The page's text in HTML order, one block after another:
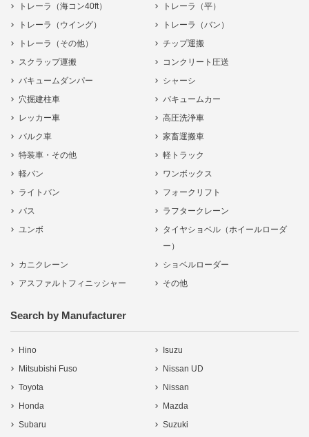
トレーラ（海コン40ft）
トレーラ（平）
トレーラ（ウイング）
トレーラ（バン）
トレーラ（その他）
チップ運搬
スクラップ運搬
コンクリート圧送
バキュームダンパー
シャーシ
穴掘建柱車
バキュームカー
レッカー車
高圧洗浄車
バルク車
家畜運搬車
特装車・その他
軽トラック
軽バン
ワンボックス
ライトバン
フォークリフト
バス
ラフタークレーン
ユンボ
タイヤショベル（ホイールローダ
ー）
カニクレーン
ショベルローダー
アスファルトフィニッシャー
その他
Search by Manufacturer
Hino
Isuzu
Mitsubishi Fuso
Nissan UD
Toyota
Nissan
Honda
Mazda
Subaru
Suzuki